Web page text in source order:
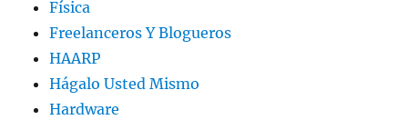
Física
Freelanceros Y Blogueros
HAARP
Hágalo Usted Mismo
Hardware